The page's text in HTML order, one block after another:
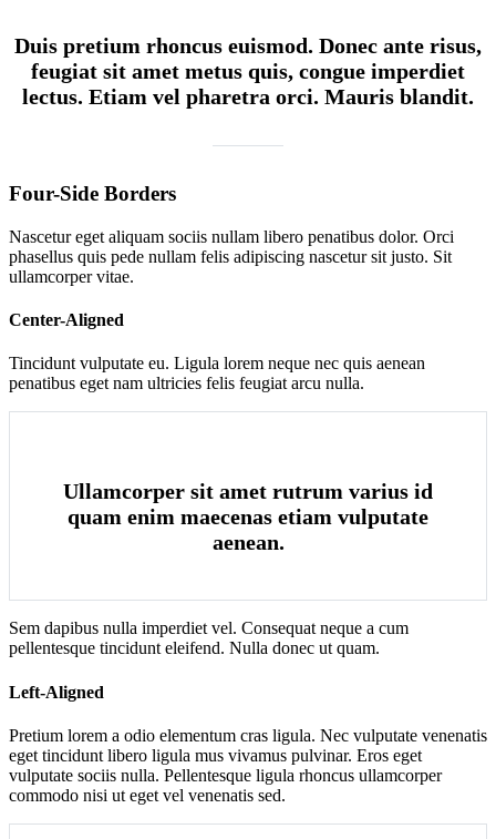
Duis pretium rhoncus euismod. Donec ante risus,
feugiat sit amet metus quis, congue imperdiet
lectus. Etiam vel pharetra orci. Mauris blandit.
Four-Side Borders
Nascetur eget aliquam sociis nullam libero penatibus dolor. Orci
phasellus quis pede nullam felis adipiscing nascetur sit justo. Sit
ullamcorper vitae.
Center-Aligned
Tincidunt vulputate eu. Ligula lorem neque nec quis aenean
penatibus eget nam ultricies felis feugiat arcu nulla.
Ullamcorper sit amet rutrum varius id
quam enim maecenas etiam vulputate
aenean.
Sem dapibus nulla imperdiet vel. Consequat neque a cum
pellentesque tincidunt eleifend. Nulla donec ut quam.
Left-Aligned
Pretium lorem a odio elementum cras ligula. Nec vulputate venenatis
eget tincidunt libero ligula mus vivamus pulvinar. Eros eget
vulputate sociis nulla. Pellentesque ligula rhoncus ullamcorper
commodo nisi ut eget vel venenatis sed.